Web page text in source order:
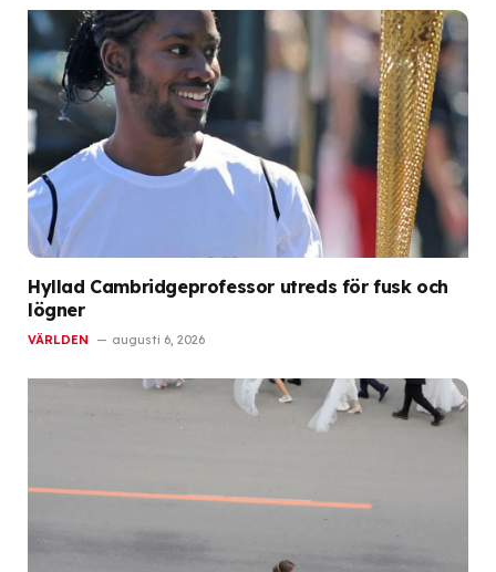
Hyllad Cambridgeprofessor utreds för fusk och
lögner
VÄRLDEN augusti 6, 2026